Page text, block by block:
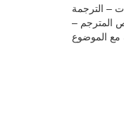
والترجمة من اللغتين الإنجليزية والفرنسية والعكس لمدة تزيد عن 8 سنوات – الترجمة
المترجم –
مع الموضوع